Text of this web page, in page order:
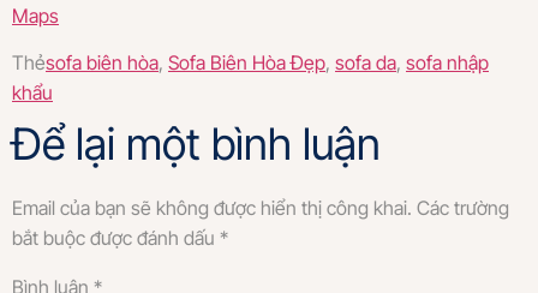
Maps
Thẻsofa biên hòa, Sofa Biên Hòa Đẹp, sofa da, sofa nhập
khẩu
Để lại một bình luận
Email của bạn sẽ không được hiển thị công khai. Các trường
bắt buộc được đánh dấu *
Bình luận *